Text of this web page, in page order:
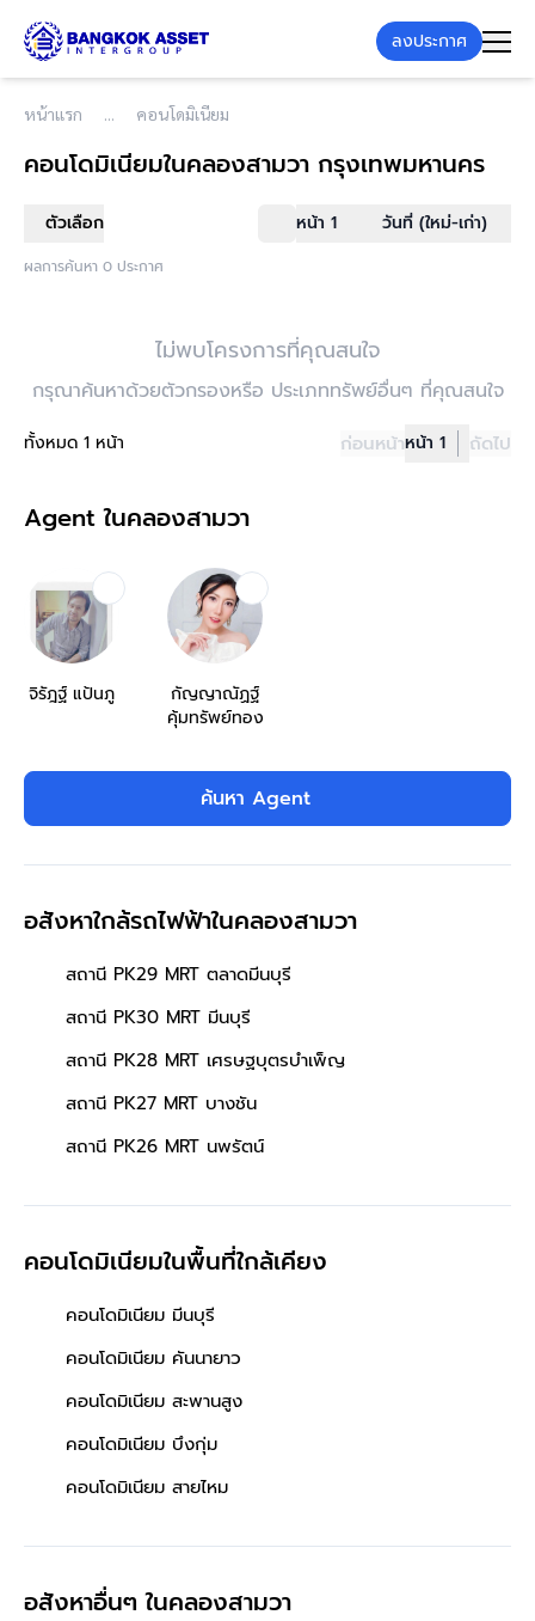
ลงประกาศ
หน้าแรก คอนโดมิเนียม
คอนโดมิเนียมในคลองสามวา กรุงเทพมหานคร
ตัวเลือก หน้า 1 วันที่ (ใหม่-เก่า)
ผลการค้นหา 0 ประกาศ
ไม่พบโครงการที่คุณสนใจ
กรุณาค้นหาด้วยตัวกรองหรือ ประเภททรัพย์อื่นๆ ที่คุณสนใจ
ทั้งหมด 1 หน้า ก่อนหน้าหน้า 1 ถัดไป
Agent ในคลองสามวา
จิรัฎฐ์ แป้นภู
กัญญาณัฏฐ์
คุ้มทรัพย์ทอง
ค้นหา Agent
อสังหาใกล้รถไฟฟ้าในคลองสามวา
สถานี PK29 MRT ตลาดมีนบุรี
สถานี PK30 MRT มีนบุรี
สถานี PK28 MRT เศรษฐบุตรบําเพ็ญ
สถานี PK27 MRT บางชัน
สถานี PK26 MRT นพรัตน์
คอนโดมิเนียมในพื้นที่ใกล้เคียง
คอนโดมิเนียม มีนบุรี
คอนโดมิเนียม คันนายาว
คอนโดมิเนียม สะพานสูง
คอนโดมิเนียม บึงกุ่ม
คอนโดมิเนียม สายไหม
อสังหาอื่นๆในคลองสามวา